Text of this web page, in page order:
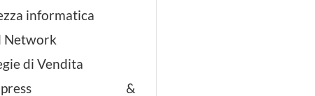
informatica
Network
di Vendita
&